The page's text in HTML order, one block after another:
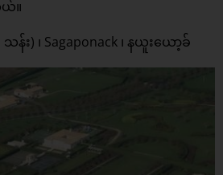
။
န်း) ၊ Sagaponack ၊ နယူးယော့ခ်